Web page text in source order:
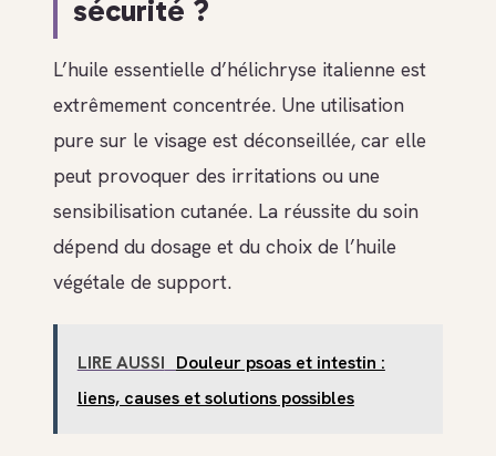
sécurité ?
L’huile essentielle d’hélichryse italienne est
extrêmement concentrée. Une utilisation
pure sur le visage est déconseillée, car elle
peut provoquer des irritations ou une
sensibilisation cutanée. La réussite du soin
dépend du dosage et du choix de l’huile
végétale de support.
LIRE AUSSI Douleur psoas et intestin :
liens, causes et solutions possibles